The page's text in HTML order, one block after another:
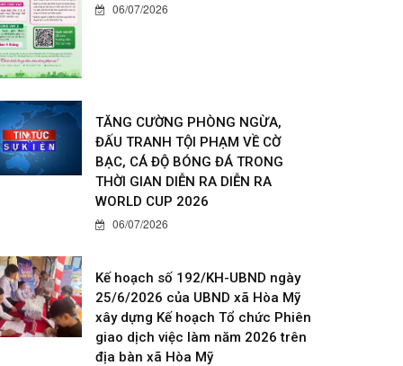
06/07/2026
TĂNG CƯỜNG PHÒNG NGỪA,
ĐẤU TRANH TỘI PHẠM VỀ CỜ
BẠC, CÁ ĐỘ BÓNG ĐÁ TRONG
THỜI GIAN DIỄN RA DIỄN RA
WORLD CUP 2026
06/07/2026
Kế hoạch số 192/KH-UBND ngày
25/6/2026 của UBND xã Hòa Mỹ
xây dựng Kế hoạch Tổ chức Phiên
giao dịch việc làm năm 2026 trên
địa bàn xã Hòa Mỹ